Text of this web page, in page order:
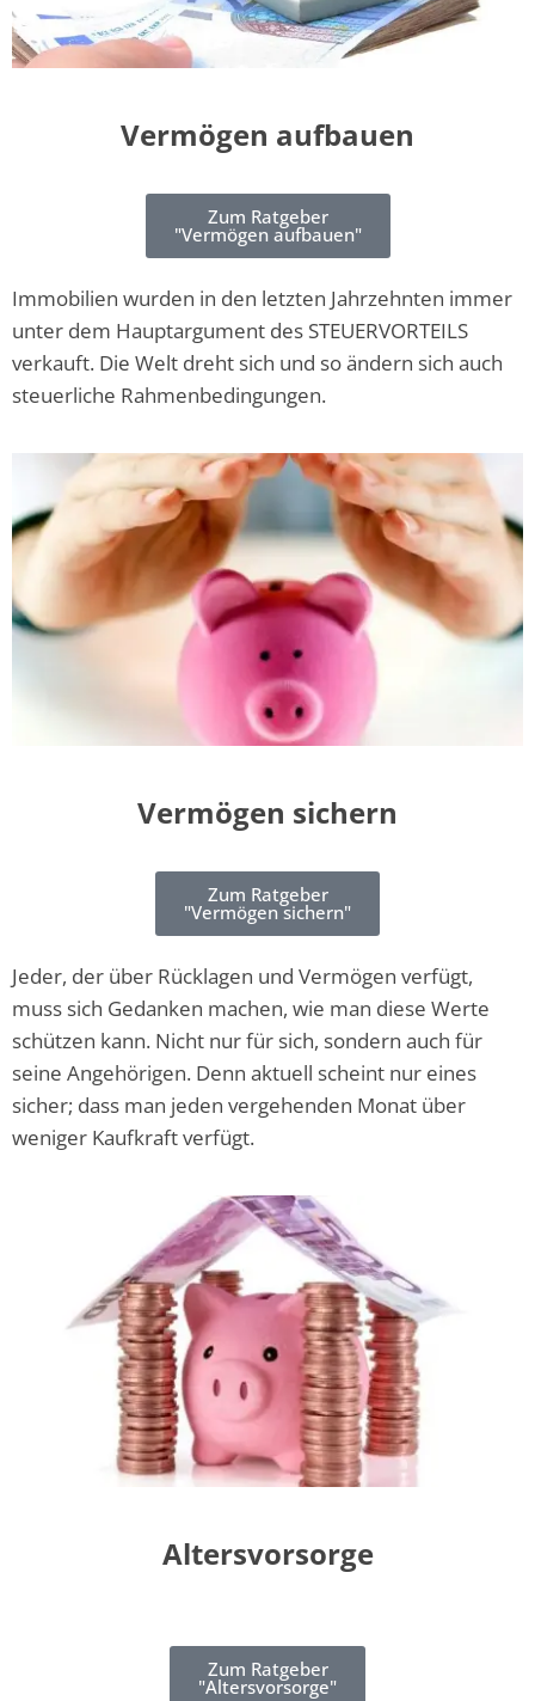
Vermögen aufbauen
Zum Ratgeber
"Vermögen aufbauen"
Immobilien wurden in den letzten Jahrzehnten immer
unter dem Hauptargument des STEUERVORTEILS
verkauft. Die Welt dreht sich und so ändern sich auch
steuerliche Rahmenbedingungen.
Vermögen sichern
Zum Ratgeber
"Vermögen sichern"
Jeder, der über Rücklagen und Vermögen verfügt,
muss sich Gedanken machen, wie man diese Werte
schützen kann. Nicht nur für sich, sondern auch für
seine Angehörigen. Denn aktuell scheint nur eines
sicher; dass man jeden vergehenden Monat über
weniger Kaufkraft verfügt.
Altersvorsorge
Zum Ratgeber
"Altersvorsorge"